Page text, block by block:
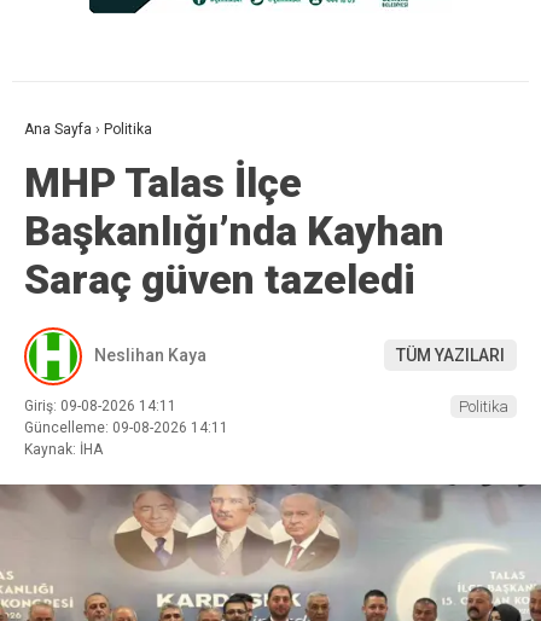
Ana Sayfa › Politika
MHP Talas İlçe
Başkanlığı’nda Kayhan
Saraç güven tazeledi
Neslihan Kaya TÜM YAZILARI
Giriş: 09-08-2026 14:11
Güncelleme: 09-08-2026 14:11
Kaynak: İHA
Politika